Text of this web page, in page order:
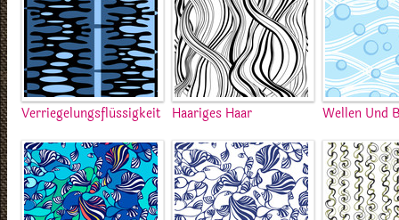
Verriegelungsflüssigkeit Haariges Haar Wellen Und